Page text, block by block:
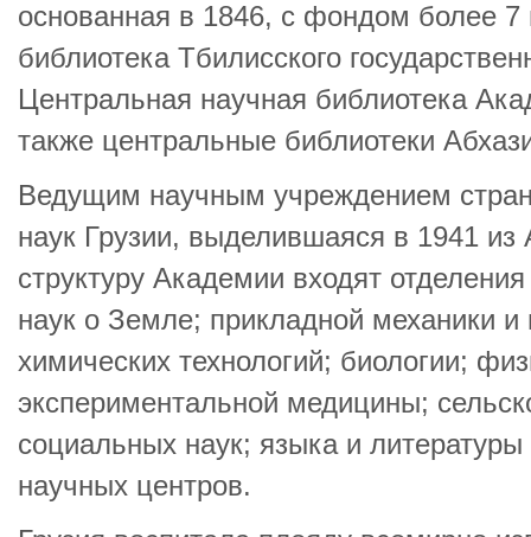
основанная в 1846, с фондом более
библиотека Тбилисского
Центральная научная библиотека
также центральные библиотеки
Ведущим научным учреждением
наук Грузии, выделившаяся в 1941
структуру Академии входят
наук о Земле; прикладной механики
химических технологий; биологии;
экспериментальной медицины;
социальных наук; языка и
научных центров.